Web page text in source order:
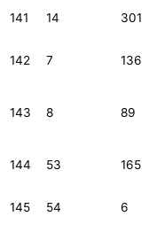
141 14 301
142 7 136
143 8 89
144 53 165
145 54 6